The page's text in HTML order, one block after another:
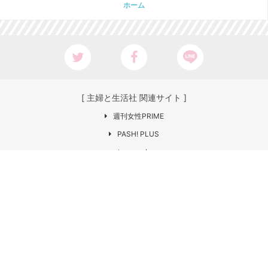
ホーム
[ 主婦と生活社 関連サイト ]
週刊女性PRIME
PASH! PLUS
ar web